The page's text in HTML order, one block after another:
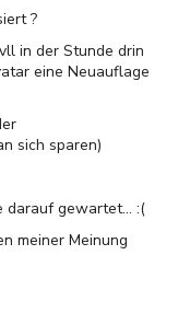
?
in der Stunde drin
eine Neuauflage
sich sparen)
darauf gewartet... :(
meiner Meinung